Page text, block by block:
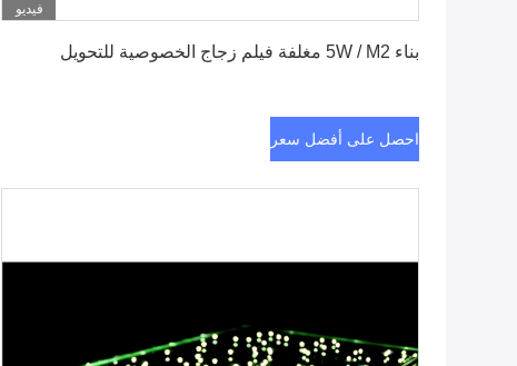
فيديو
بناء 5W / M2 مغلفة فيلم زجاج الخصوصية للتحويل
احصل على أفضل سعر